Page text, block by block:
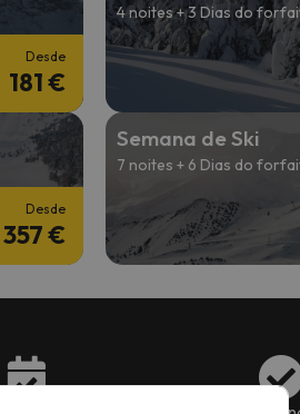
Desde
181 €
4 noites + 3 Dias do
Desde
357 €
Semana de Ski
7 noites + 6 Dias do